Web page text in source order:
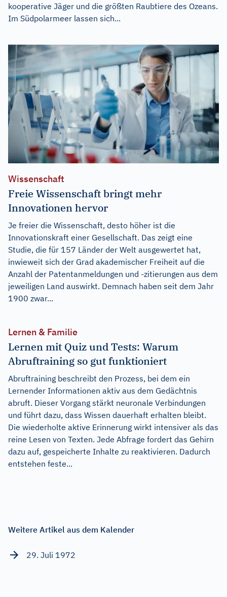
kooperative Jäger und die größten Raubtiere des Ozeans.
Im Südpolarmeer lassen sich...
Wissenschaft
Freie Wissenschaft bringt mehr
Innovationen hervor
Je freier die Wissenschaft, desto höher ist die
Innovationskraft einer Gesellschaft. Das zeigt eine
Studie, die für 157 Länder der Welt ausgewertet hat,
inwieweit sich der Grad akademischer Freiheit auf die
Anzahl der Patentanmeldungen und -zitierungen aus dem
jeweiligen Land auswirkt. Demnach haben seit dem Jahr
1900 zwar...
Lernen & Familie
Lernen mit Quiz und Tests: Warum
Abruftraining so gut funktioniert
Abruftraining beschreibt den Prozess, bei dem ein
Lernender Informationen aktiv aus dem Gedächtnis
abruft. Dieser Vorgang stärkt neuronale Verbindungen
und führt dazu, dass Wissen dauerhaft erhalten bleibt.
Die wiederholte aktive Erinnerung wirkt intensiver als das
reine Lesen von Texten. Jede Abfrage fordert das Gehirn
dazu auf, gespeicherte Inhalte zu reaktivieren. Dadurch
entstehen feste...
Weitere Artikel aus dem Kalender
29. Juli 1972